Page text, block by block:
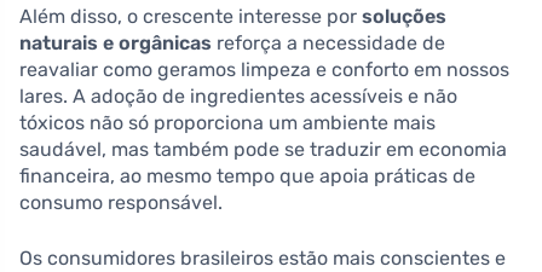
Além disso, o crescente interesse por soluções
naturais e orgânicas reforça a necessidade de
reavaliar como geramos limpeza e conforto em nossos
lares. A adoção de ingredientes acessíveis e não
tóxicos não só proporciona um ambiente mais
saudável, mas também pode se traduzir em economia
financeira, ao mesmo tempo que apoia práticas de
consumo responsável.
Os consumidores brasileiros estão mais conscientes e